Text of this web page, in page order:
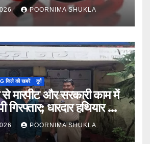
POORNIMA SHUKLA
जिले की खबरें दुर्ग
से मारपीट और सरकारी काम में
गिरफ्तार; धारदार हथियार भी
POORNIMA SHUKLA